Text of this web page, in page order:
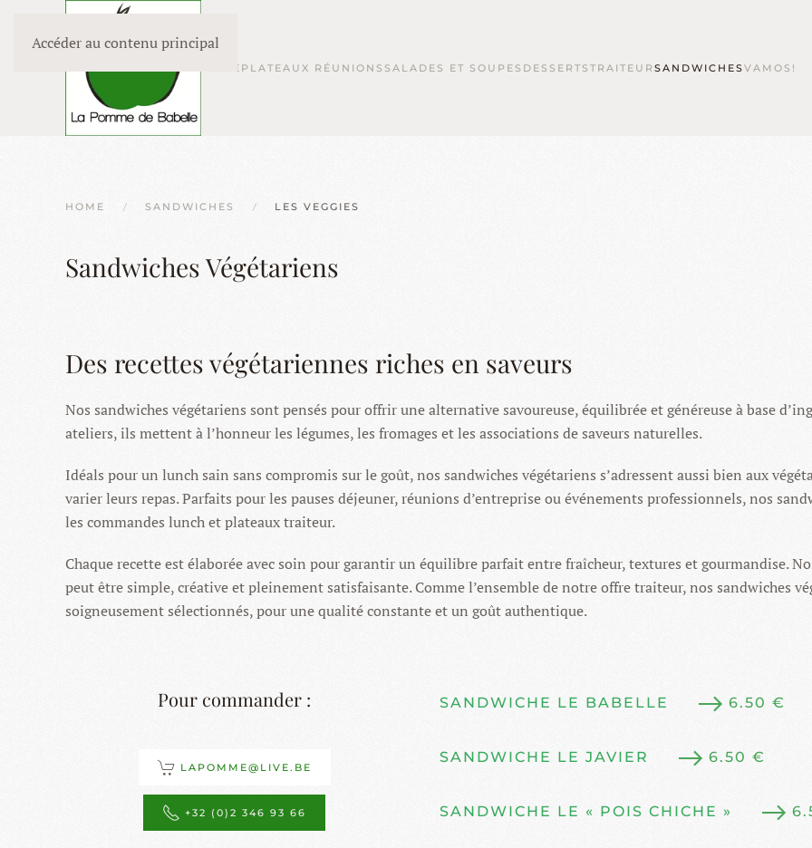
Accéder au contenu principal
HOME PLATEAUX RÉUNIONS SALADES ET SOUPES DESSERTS TRAITEUR SANDWICHESVAMOS!
HOME SANDWICHES LES VEGGIES
Sandwiches Végétariens
Des recettes végétariennes riches en saveurs
Nos sandwiches végétariens sont pensés pour offrir une alternative savoureuse, équilibrée et généreuse à base
ateliers, ils mettent à l’honneur les légumes, les fromages et les associations de saveurs naturelles.
Idéals pour un lunch sain sans compromis sur le goût, nos sandwiches végétariens s’adressent aussi bien aux
varier leurs repas. Parfaits pour les pauses déjeuner, réunions d’entreprise ou événements professionnels, nos
les commandes lunch et plateaux traiteur.
Chaque recette est élaborée avec soin pour garantir un équilibre parfait entre fraîcheur, textures et gourmandise.
peut être simple, créative et pleinement satisfaisante. Comme l’ensemble de notre offre traiteur, nos sandwiches
soigneusement sélectionnés, pour une qualité constante et un goût authentique.
Pour commander :
LAPOMME@LIVE.BE
+32 (0)2 346 93 66
SANDWICHE LE BABELLE 6.50 €
SANDWICHE LE JAVIER 6.50 €
SANDWICHE LE « POIS CHICHE »